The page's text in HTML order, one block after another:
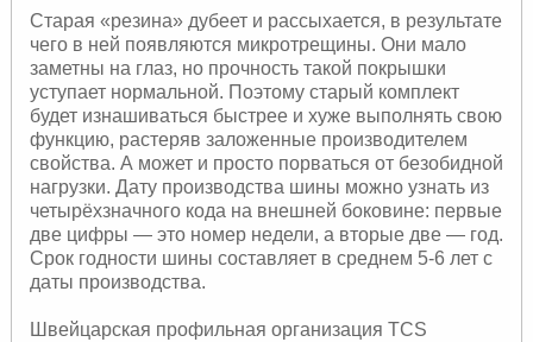
Старая «резина» дубеет и рассыхается, в результате
чего в ней появляются микротрещины. Они мало
заметны на глаз, но прочность такой покрышки
уступает нормальной. Поэтому старый комплект
будет изнашиваться быстрее и хуже выполнять свою
функцию, растеряв заложенные производителем
свойства. А может и просто порваться от безобидной
нагрузки. Дату производства шины можно узнать из
четырёхзначного кода на внешней боковине: первые
две цифры — это номер недели, а вторые две — год.
Срок годности шины составляет в среднем 5-6 лет с
даты производства.
Швейцарская профильная организация TCS